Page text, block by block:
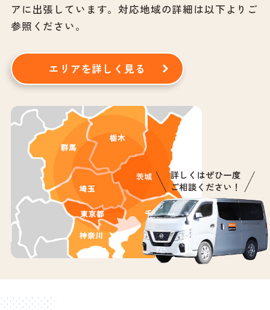
アに出張しています。対応地域の詳細は以下よりご
参照ください。
エリアを詳しく見る